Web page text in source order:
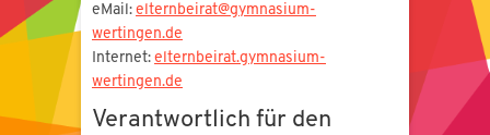
eMail: elternbeirat@gymnasium-
wertingen.de
Internet: elternbeirat.gymnasium-
wertingen.de
Verantwortlich für den